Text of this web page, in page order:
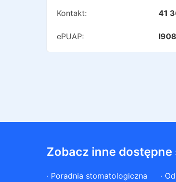
Kontakt: 41
ePUAP:
Zobacz inne
· Poradnia stomatologiczna
·